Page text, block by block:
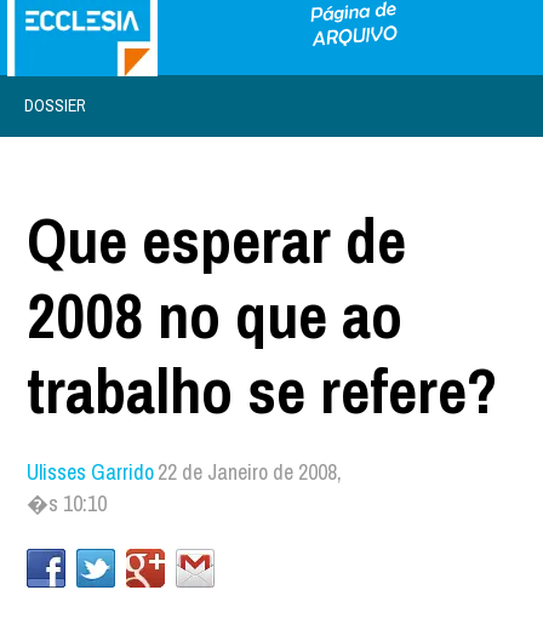
DOSSIER
Que esperar de
2008 no que ao
trabalho se refere?
Ulisses Garrido22 de Janeiro de 2008,
�s 10:10